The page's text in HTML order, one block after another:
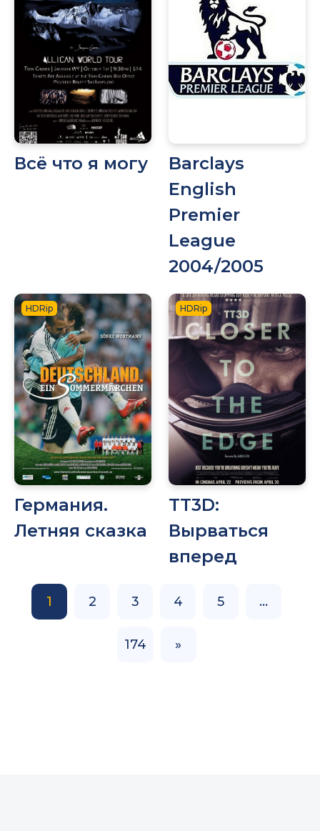
Всё что я могу
Barclays
English
Premier
League
2004/2005
HDRip
Германия.
Летняя сказка
HDRip
TT3D:
Вырваться
вперед
1 2 3 4 5 …
174 »